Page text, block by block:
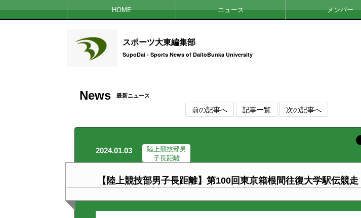
HOME ニュース メンバー
スポーツ大東編集部
SupoDai - Sports News of DaitoBunka University
News 最新ニュース
前の記事へ 記事一覧 次の記事へ
2024.01.03
陸上競技部男
子長距離
【陸上競技部男子長距離】第100回東京箱根間往復大学駅伝競